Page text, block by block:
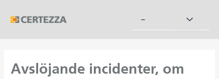
– Slå
Avslöjande incidenter, om